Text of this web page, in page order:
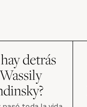
detrás